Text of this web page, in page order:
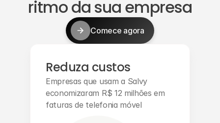
ritmo da sua empresa
Comece agora
Reduza custos
Empresas que usam a Salvy
economizaram R$ 12 milhões em
faturas de telefonia móvel